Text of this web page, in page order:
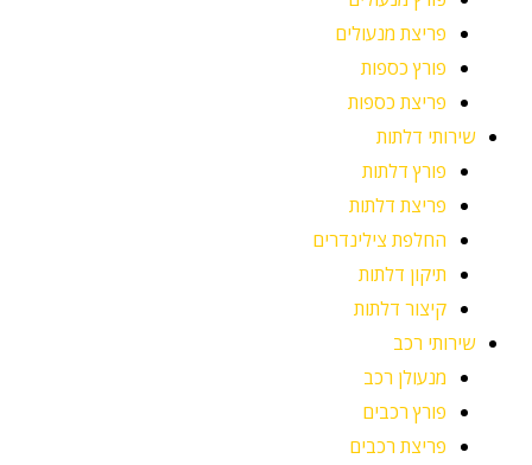
פריצת מנעולים
פורץ כספות
פריצת כספות
שירותי דלתות
פורץ דלתות
פריצת דלתות
החלפת צילינדרים
תיקון דלתות
קיצור דלתות
שירותי רכב
מנעולן רכב
פורץ רכבים
פריצת רכבים